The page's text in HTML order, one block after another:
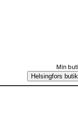
Min
Helsingfors butik